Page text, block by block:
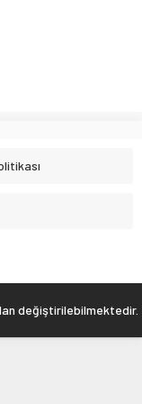
değiştirilebilmektedir.